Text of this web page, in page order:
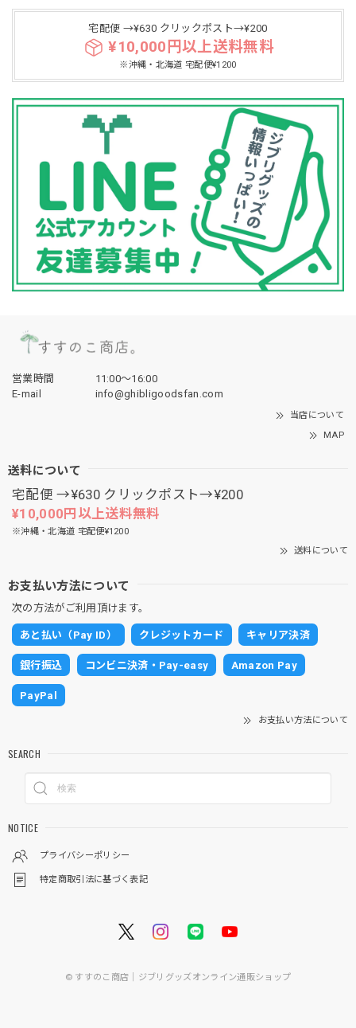
宅配便 →¥630 クリックポスト→¥200
¥10,000円以上送料無料
※沖縄・北海道 宅配便¥1200
営業時間
11:00〜16:00
E-mail
info@ghibligoodsfan.com
当店について
MAP
送料について
宅配便 →¥630 クリックポスト→¥200
¥10,000円以上送料無料
※沖縄・北海道 宅配便¥1200
送料について
お支払い方法について
次の方法がご利用頂けます。
あと払い（Pay ID） クレジットカード キャリア決済
銀行振込 コンビニ決済・Pay-easy Amazon Pay
PayPal
お支払い方法について
SEARCH
NOTICE
プライバシーポリシー
特定商取引法に基づく表記
© すすのこ商店｜ジブリグッズオンライン通販ショップ